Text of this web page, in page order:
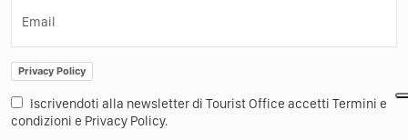
Email
Privacy Policy
Iscrivendoti alla newsletter di Tourist Office accetti Termini e
condizioni e Privacy Policy.